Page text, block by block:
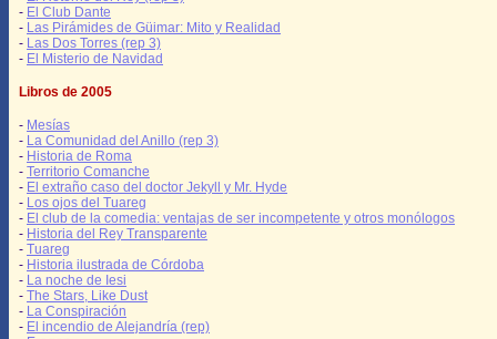
- El Club Dante
- Las Pirámides de Güimar: Mito y Realidad
- Las Dos Torres (rep 3)
- El Misterio de Navidad
Libros de 2005
- Mesías
- La Comunidad del Anillo (rep 3)
- Historia de Roma
- Territorio Comanche
- El extraño caso del doctor Jekyll y Mr. Hyde
- Los ojos del Tuareg
- El club de la comedia: ventajas de ser incompetente y otros monólogos
- Historia del Rey Transparente
- Tuareg
- Historia ilustrada de Córdoba
- La noche de Iesi
- The Stars, Like Dust
- La Conspiración
- El incendio de Alejandría (rep)